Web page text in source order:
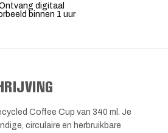
digitaal
binnen 1 uur
Coffee Cup van 340 ml. Je
circulaire en herbruikbare